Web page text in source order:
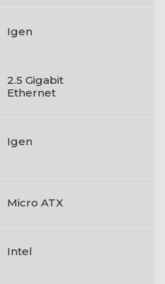
Igen
2.5 Gigabit
Ethernet
Igen
Micro ATX
Intel